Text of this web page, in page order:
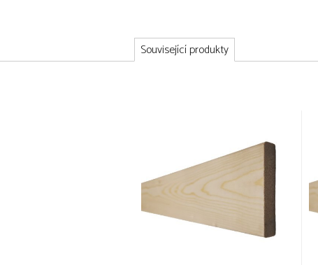
Související produkty